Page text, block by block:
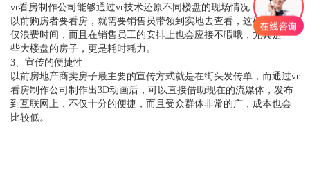
vr看房制作公司能够通过vr技术还原不同楼盘的现场情况，也就是说
以前购房者要看房，就需要销售员带领到实地去查看，这样一来不
仅浪费时间，而且在销售员工的安排上也会应接不暇哦，尤其是一
些大楼盘的房子，更是耗时耗力。
3、宣传的便捷性
以前房地产商卖房子最主要的宣传方式就是在街头发传单，而通过vr
看房制作公司制作出3D动画后，可以直接借助现在的流媒体，发布
到互联网上，不仅十分的便捷，而且受众群体非常的广，成本也会
比较低。